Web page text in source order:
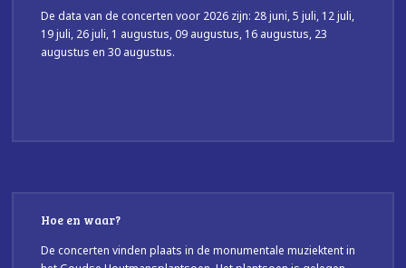
De data van de concerten voor 2026 zijn: 28 juni, 5 juli, 12 juli,
19 juli, 26 juli, 1 augustus, 09 augustus, 16 augustus, 23
augustus en 30 augustus.
Hoe en waar?
De concerten vinden plaats in de monumentale muziektent in